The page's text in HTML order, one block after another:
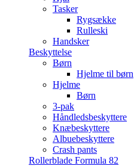
Tasker
Rygsække
Rulleski
Handsker
Beskyttelse
Børn
Hjelme til børn
Hjelme
Børn
3-pak
Håndledsbeskyttere
Knæbeskyttere
Albuebeskyttere
Crash pants
Rollerblade Formula 82